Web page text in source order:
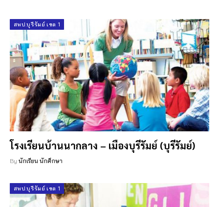
สพป.บุรีรัมย์ เขต 1
โรงเรียนบ้านนากลาง – เมืองบุรีรัมย์ (บุรีรัมย์)
By นักเรียน นักศึกษา
สพป.บุรีรัมย์ เขต 1